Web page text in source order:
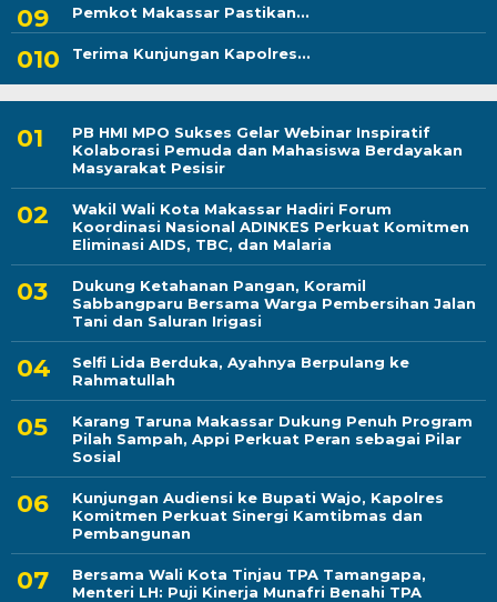
Pemkot Makassar Pastikan...
Terima Kunjungan Kapolres...
PB HMI MPO Sukses Gelar Webinar Inspiratif
Kolaborasi Pemuda dan Mahasiswa Berdayakan
Masyarakat Pesisir
Wakil Wali Kota Makassar Hadiri Forum
Koordinasi Nasional ADINKES Perkuat Komitmen
Eliminasi AIDS, TBC, dan Malaria
Dukung Ketahanan Pangan, Koramil
Sabbangparu Bersama Warga Pembersihan Jalan
Tani dan Saluran Irigasi
Selfi Lida Berduka, Ayahnya Berpulang ke
Rahmatullah
Karang Taruna Makassar Dukung Penuh Program
Pilah Sampah, Appi Perkuat Peran sebagai Pilar
Sosial
Kunjungan Audiensi ke Bupati Wajo, Kapolres
Komitmen Perkuat Sinergi Kamtibmas dan
Pembangunan
Bersama Wali Kota Tinjau TPA Tamangapa,
Menteri LH: Puji Kinerja Munafri Benahi TPA